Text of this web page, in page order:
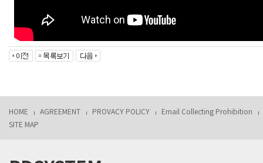
HOME AGREEMENT PROVACY POLICY
Email Collecting Prohibition
SITE MAP